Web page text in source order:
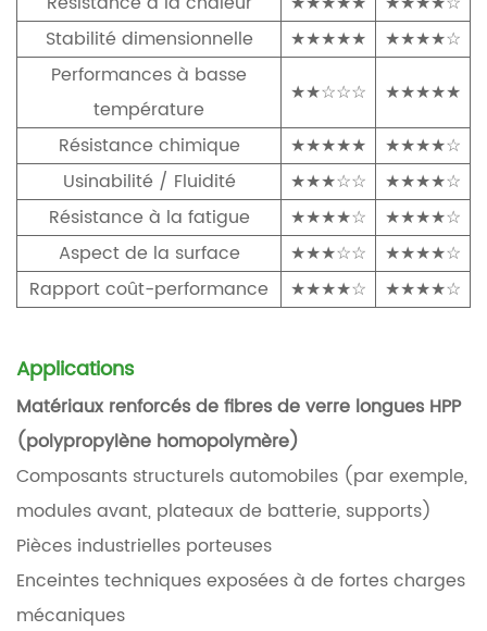
Stabilité dimensionnelle
★★★★★
★★★★☆
Performances à basse
température
★★☆☆☆
★★★★★
Résistance chimique
★★★★★
★★★★☆
Usinabilité / Fluidité
★★★☆☆
★★★★☆
Résistance à la fatigue
★★★★☆
★★★★☆
Aspect de la surface
★★★☆☆
★★★★☆
Rapport coût-performance
★★★★☆ ★★★★☆
Applications
Matériaux renforcés de fibres de verre longues HPP
(polypropylène homopolymère)
Composants structurels automobiles (par exemple,
modules avant, plateaux de batterie, supports)
Pièces industrielles porteuses
Enceintes techniques exposées à de fortes charges
mécaniques